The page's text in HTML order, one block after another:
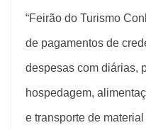
“Feirão do Turismo
de pagamentos de
despesas com diárias,
hospedagem,
e transporte de